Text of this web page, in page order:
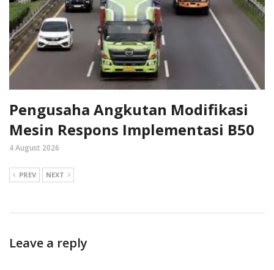
Pengusaha Angkutan Modifikasi
Mesin Respons Implementasi B50
4 August 2026
PREV NEXT
Leave a reply